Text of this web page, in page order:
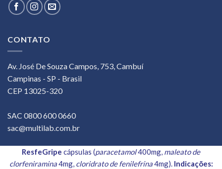
CONTATO
Av. José De Souza Campos, 753, Cambuí
Campinas - SP - Brasil
CEP 13025-320
SAC 0800 600 0660
sac@multilab.com.br
ResfeGripe cápsulas (paracetamol400mg, maleato de
clorfeniramina4mg, cloridrato de fenilefrina4mg). Indicações: